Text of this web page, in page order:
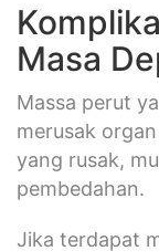
Masa
Massa perut
merusak
yang rusak,
pembedahan.
Jika terdapat